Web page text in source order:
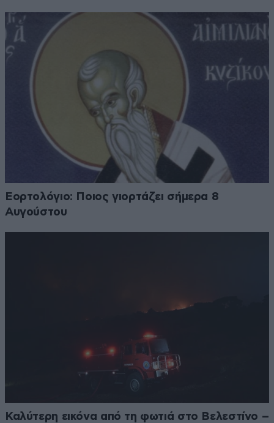
Εορτολόγιο: Ποιος γιορτάζει σήμερα 8
Αυγούστου
Καλύτερη εικόνα από τη φωτιά στο Βελεστίνο –